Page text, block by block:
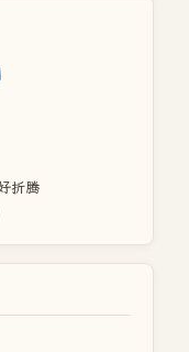
折腾